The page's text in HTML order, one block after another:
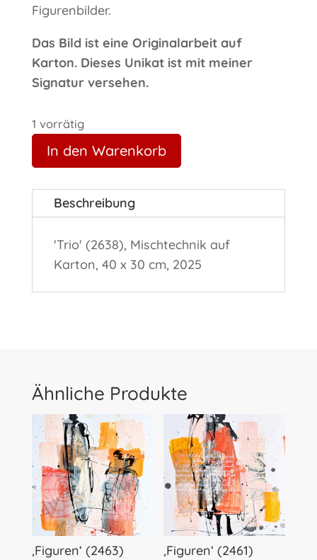
Figurenbilder.
Das Bild ist eine Originalarbeit auf
Karton. Dieses Unikat ist mit meiner
Signatur versehen.
1 vorrätig
In den Warenkorb
Beschreibung
'Trio' (2638), Mischtechnik auf
Karton, 40 x 30 cm, 2025
Ähnliche Produkte
‚Figuren‘ (2463) ‚Figuren‘ (2461)